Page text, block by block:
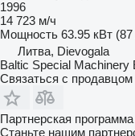
1996
14 723 м/ч
Мощность 63.95 кВт
Литва, Dievogala
Baltic Special Machinery
Связаться с продавцом
Партнерская
Станьте нашим